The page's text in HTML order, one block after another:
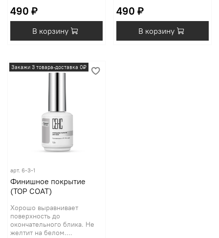
490 ₽
В корзину
490 ₽
В корзину
Закажи 3 товара-доставка 0₽
арт. 6-3-1
Финишное покрытие
(TOP COAT)
Хорошо выравнивает
поверхность до
окончательного блика. Не
желтит на белом....